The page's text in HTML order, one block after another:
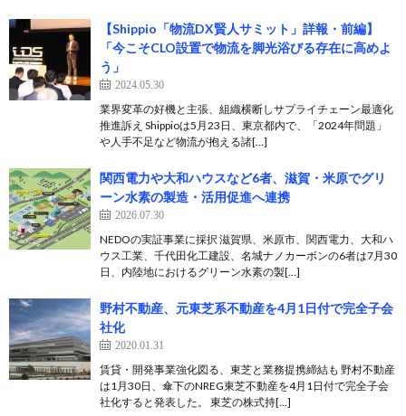
【Shippio「物流DX賢人サミット」詳報・前編】
「今こそCLO設置で物流を脚光浴びる存在に高めよ
う」
2024.05.30
業界変革の好機と主張、組織横断しサプライチェーン最適化
推進訴え Shippioは5月23日、東京都内で、「2024年問題」
や人手不足など物流が抱える諸[…]
関西電力や大和ハウスなど6者、滋賀・米原でグリ
ーン水素の製造・活用促進へ連携
2026.07.30
NEDOの実証事業に採択 滋賀県、米原市、関西電力、大和ハ
ウス工業、千代田化工建設、名城ナノカーボンの6者は7月30
日、内陸地におけるグリーン水素の製[…]
野村不動産、元東芝系不動産を4月1日付で完全子会
社化
2020.01.31
賃貸・開発事業強化図る、東芝と業務提携締結も 野村不動産
は1月30日、傘下のNREG東芝不動産を4月1日付で完全子会
社化すると発表した。 東芝の株式持[…]